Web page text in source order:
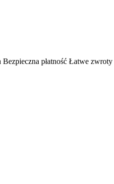
Bezpieczna płatność Łatwe zwroty